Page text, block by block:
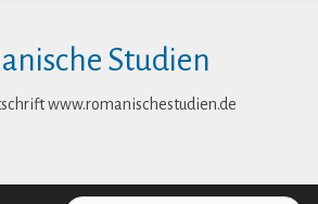
Studien
www.romanischestudien.de